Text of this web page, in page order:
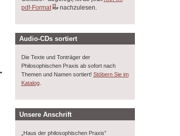
pdf-Format
nachzulesen.
Audio-CDs sortiert
Die Texte und Tonträger der
Philosophischen Praxis ab sofort nach
Themen und Namen sortiert! Stöbern Sie im
Katalog.
Unsere Anschrift
„Haus der philosophischen Praxis”